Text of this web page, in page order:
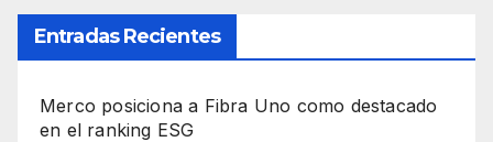
Entradas Recientes
Merco posiciona a Fibra Uno como destacado
en el ranking ESG